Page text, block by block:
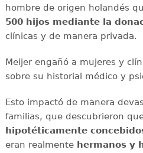
hombre de origen holandés
500 hijos mediante la
clínicas y de manera privada.
Meijer engañó a mujeres y
sobre su historial médico y
Esto impactó de manera
familias, que descubrieron
hipotéticamente
eran realmente hermanos y